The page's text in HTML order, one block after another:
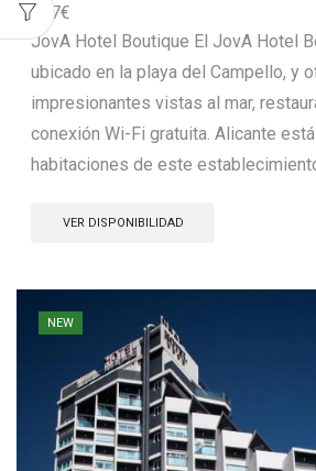
167€
JovA Hotel Boutique El JovA Hotel
ubicado en la playa del Campello, y
impresionantes vistas al mar,
conexión Wi-Fi gratuita. Alicante
habitaciones de este
VER DISPONIBILIDAD
NEW